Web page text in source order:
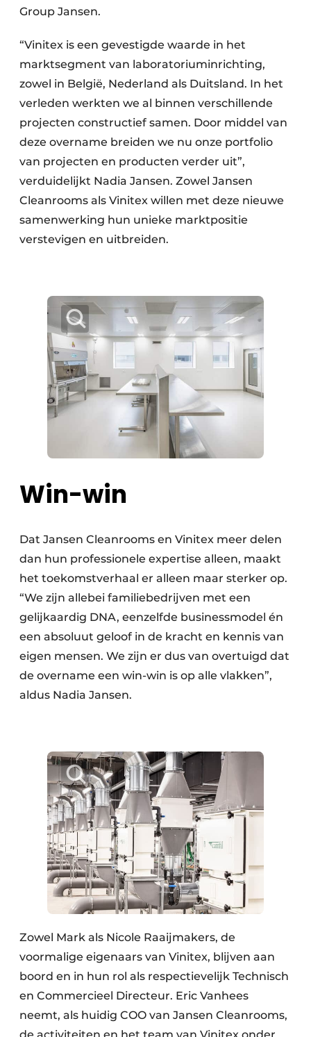
Group Jansen.
“Vinitex is een gevestigde waarde in het
marktsegment van laboratoriuminrichting,
zowel in België, Nederland als Duitsland. In het
verleden werkten we al binnen verschillende
projecten constructief samen. Door middel van
deze overname breiden we nu onze portfolio
van projecten en producten verder uit”,
verduidelijkt Nadia Jansen. Zowel Jansen
Cleanrooms als Vinitex willen met deze nieuwe
samenwerking hun unieke marktpositie
verstevigen en uitbreiden.
Win-win
Dat Jansen Cleanrooms en Vinitex meer delen
dan hun professionele expertise alleen, maakt
het toekomstverhaal er alleen maar sterker op.
“We zijn allebei familiebedrijven met een
gelijkaardig DNA, eenzelfde businessmodel én
een absoluut geloof in de kracht en kennis van
eigen mensen. We zijn er dus van overtuigd dat
de overname een win-win is op alle vlakken”,
aldus Nadia Jansen.
Zowel Mark als Nicole Raaijmakers, de
voormalige eigenaars van Vinitex, blijven aan
boord en in hun rol als respectievelijk Technisch
en Commercieel Directeur. Eric Vanhees
neemt, als huidig COO van Jansen Cleanrooms,